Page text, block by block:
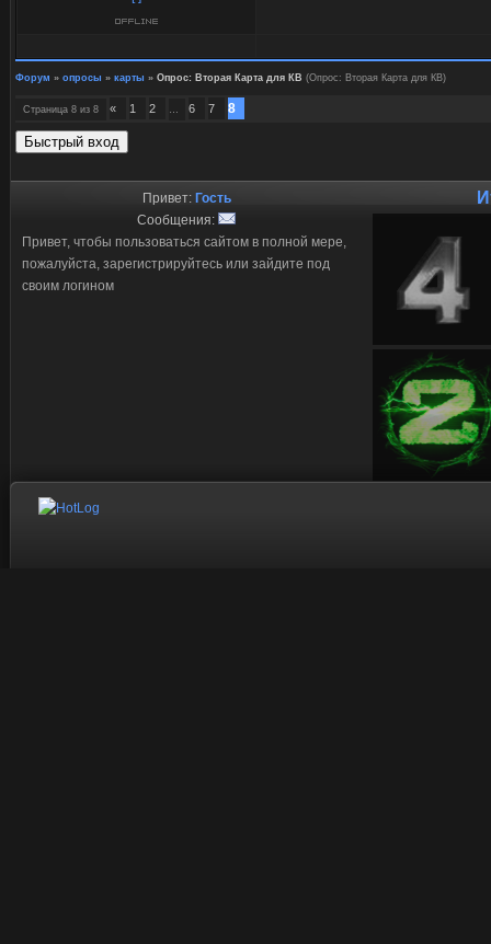
Форум » опросы » карты » Опрос: Вторая Карта для КВ (Опрос: Вторая Карта для КВ)
Страница 8 из 8 « 1 2 … 6 7 8
Привет: Гость
Сообщения:
Привет, чтобы пользоваться сайтом в полной мере,
пожалуйста, зарегистрируйтесь или зайдите под
своим логином